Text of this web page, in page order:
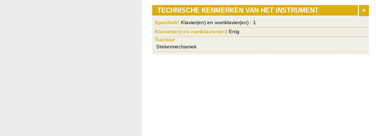
+
TECHNISCHE KENMERKEN VAN HET INSTRUMENT
Speeltafel Klavier(en) en voetklavier(en) : 1
Klavier(en) en voetklavier(en) Enig
Tractuur
Stekermechaniek